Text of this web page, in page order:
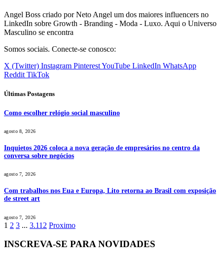
Angel Boss criado por Neto Angel um dos maiores influencers no
LinkedIn sobre Growth - Branding - Moda - Luxo. Aqui o Universo
Masculino se encontra
Somos sociais. Conecte-se conosco:
X (Twitter) Instagram PinterestYouTube LinkedIn WhatsApp
Reddit TikTok
Últimas Postagens
Como escolher relógio social masculino
agosto 8, 2026
Inquietos 2026 coloca a nova geração de empresários no centro da
conversa sobre negócios
agosto 7, 2026
Com trabalhos nos Eua e Europa, Lito retorna ao Brasil com exposição
de street art
agosto 7, 2026
1 2 3 ... 3.112 Proximo
INSCREVA-SE PARA NOVIDADES